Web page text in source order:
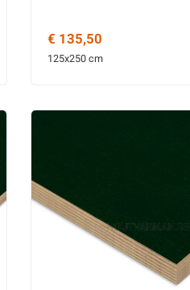
€ 135,50
125x250 cm